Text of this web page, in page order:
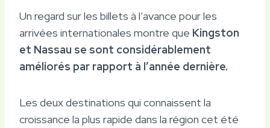
Un regard sur les billets à l’avance pour les
arrivées internationales montre que Kingston
et Nassau se sont considérablement
améliorés par rapport à l’année dernière.
Les deux destinations qui connaissent la
croissance la plus rapide dans la région cet été